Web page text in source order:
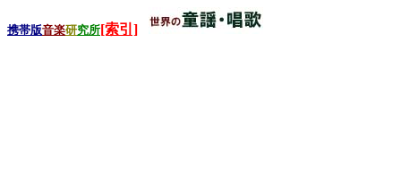
携帯版音楽研究所[索引]